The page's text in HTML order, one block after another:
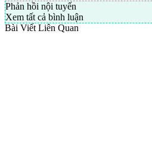
Phản hồi nội tuyến
Xem tất cả bình luận
Bài Viết Liên Quan